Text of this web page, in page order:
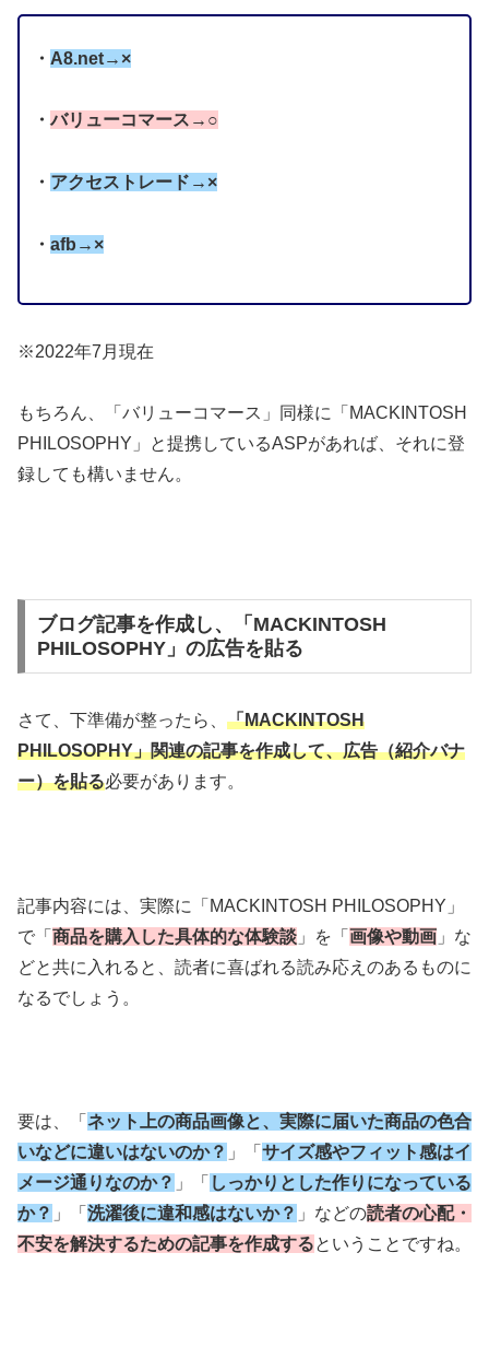
・ A8.net→×
・バリューコマース→○
・ アクセストレード→×
・ afb→×
※2022年7月現在
もちろん、「バリューコマース」同様に「MACKINTOSH
PHILOSOPHY」と提携しているASPがあれば、それに登
録しても構いません。
ブログ記事を作成し、「MACKINTOSH
PHILOSOPHY」の広告を貼る
さて、下準備が整ったら、 「MACKINTOSH
PHILOSOPHY」関連の記事を作成して、広告（紹介バナ
ー）を貼る必要があります。
記事内容には、実際に「MACKINTOSH PHILOSOPHY」
で「 商品を購入した具体的な体験談 」を「 画像や動画 」な
どと共に入れると、読者に喜ばれる読み応えのあるものに
なるでしょう。
要は、「 ネット上の商品画像と、実際に届いた商品の色合
いなどに違いはないのか？ 」「 サイズ感やフィット感はイ
メージ通りなのか？ 」「 しっかりとした作りになっている
か？ 」「 洗濯後に違和感はないか？ 」などの読者の心配・
不安を解決するための記事を作成するということですね。